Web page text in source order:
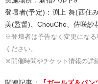
登壇者(予定)：渕上 舞(西住
美(監督)、ChouCho、佐咲
※登壇者は予告なく変更にな
ください。
※開催時間やチケット情報の詳